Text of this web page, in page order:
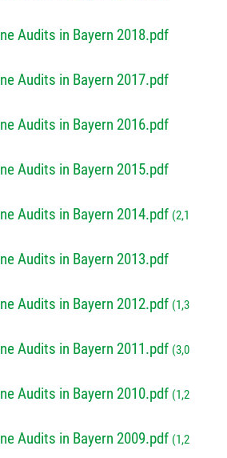
Audits in Bayern 2018.pdf
Audits in Bayern 2017.pdf
Audits in Bayern 2016.pdf
Audits in Bayern 2015.pdf
Audits in Bayern 2014.pdf (2,1
Audits in Bayern 2013.pdf
Audits in Bayern 2012.pdf (1,3
Audits in Bayern 2011.pdf (3,0
Audits in Bayern 2010.pdf (1,2
Audits in Bayern 2009.pdf (1,2